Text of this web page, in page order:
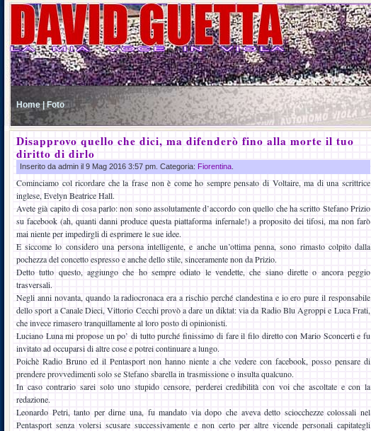
Home | Foto
Disapprovo quello che dici, ma difenderò fino alla morte il tuo
diritto di dirlo
Inserito da admin il 9 Mag 2016 3:57 pm. Categoria: Fiorentina
Cominciamo col ricordare che la frase non è come ho sempre pensato di Voltaire, ma di una scrittrice
inglese, Evelyn Beatrice Hall.
Avete già capito di cosa parlo: non sono assolutamente d’accordo con quello che ha scritto Stefano Prizio
su facebook (ah, quanti danni produce questa piattaforma infernale!) a proposito dei tifosi, ma non farò
mai niente per impedirgli di esprimere le sue idee.
E siccome lo considero una persona intelligente, e anche un’ottima penna, sono rimasto colpito dalla
pochezza del concetto espresso e anche dello stile, sinceramente non da Prizio.
Detto tutto questo, aggiungo che ho sempre odiato le vendette, che siano dirette o ancora peggio
trasversali.
Negli anni novanta, quando la radiocronaca era a rischio perché clandestina e io ero pure il responsabile
dello sport a Canale Dieci, Vittorio Cecchi provò a dare un diktat: via da Radio Blu Agroppi e Luca Frati,
che invece rimasero tranquillamente al loro posto di opinionisti.
Luciano Luna mi propose un po’ di tutto purché finissimo di fare il filo diretto con Mario Sconcerti e fu
invitato ad occuparsi di altre cose e potrei continuare a lungo.
Poichè Radio Bruno ed il Pentasport non hanno niente a che vedere con facebook, posso pensare di
prendere provvedimenti solo se Stefano sbarella in trasmissione o insulta qualcuno.
In caso contrario sarei solo uno stupido censore, perderei credibilità con voi che ascoltate e con la
redazione.
Leonardo Petri, tanto per dirne una, fu mandato via dopo che aveva detto sciocchezze colossali nel
Pentasport senza volersi scusare successivamente e non certo per altre vicende personali capitategli